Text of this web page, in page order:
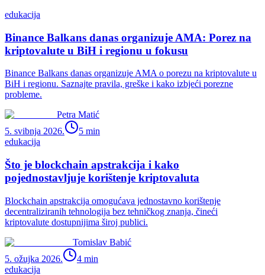
edukacija
Binance Balkans danas organizuje AMA: Porez na
kriptovalute u BiH i regionu u fokusu
Binance Balkans danas organizuje AMA o porezu na kriptovalute u
BiH i regionu. Saznajte pravila, greške i kako izbjeći porezne
probleme.
Petra Matić
5. svibnja 2026.
5 min
edukacija
Što je blockchain apstrakcija i kako
pojednostavljuje korištenje kriptovaluta
Blockchain apstrakcija omogućava jednostavno korištenje
decentraliziranih tehnologija bez tehničkog znanja, čineći
kriptovalute dostupnijima široj publici.
Tomislav Babić
5. ožujka 2026.
4 min
edukacija